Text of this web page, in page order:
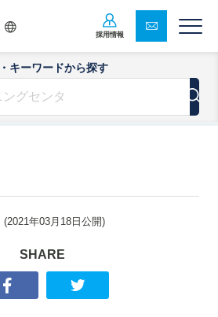
採用情報
キーワードから探す
(2021年03月18日 公開)
SHARE